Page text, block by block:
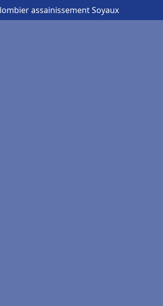
assainissement Soyaux